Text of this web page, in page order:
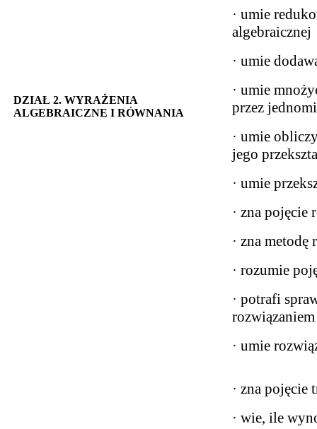
DZIAŁ 2. WYRAŻENIA
ALGEBRAICZNE I RÓWNANIA
· umie
algebraicznej
· umie
· umie
przez
· umie
jego
· umie
· zna pojęcie
· zna
· rozumie
· potrafi
· umie
· zna pojęcie
· wie, ile